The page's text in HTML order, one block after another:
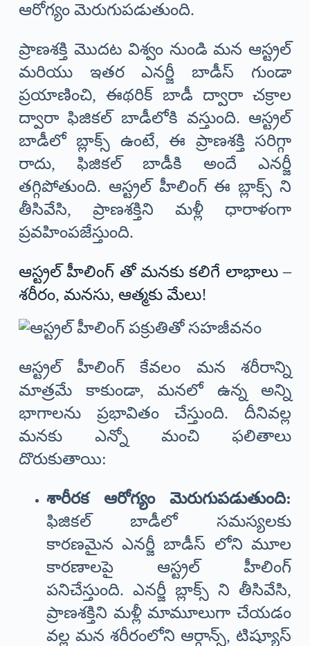
ఆరోగ్యం మెరుగుపడుతుంది.
ప్రాణశక్తి మొదట విశ్వం నుండి మన ఆస్ట్రల్
మరియు ఇతర ఎనర్జీ బాడీస్ గుండా
ప్రయాణించి, ఈథరిక్ బాడీ ద్వారా చక్రాల
ద్వారా ఫిజికల్ బాడీలోకి వస్తుంది. ఆస్ట్రల్
బాడీలో బ్లాక్స్ ఉంటే, ఈ ప్రాణశక్తి సరిగ్గా
రాదు, ఫిజికల్ బాడీకి అందే ఎనర్జీ
తగ్గిపోతుంది. ఆస్ట్రల్ హీలింగ్ ఈ బ్లాక్స్ ని
తీసివేసి, ప్రాణశక్తిని మళ్లీ ధారాళంగా
ప్రవహింపజేస్తుంది.
ఆస్ట్రల్ హీలింగ్ తో మనకు కలిగే లాభాలు –
శరీరం, మనసు, ఆత్మకు మేలు!
ఆస్ట్రల్ హీలింగ్ కేవలం మన శరీరాన్ని
మాత్రమే కాకుండా, మనలో ఉన్న అన్ని
భాగాలను ప్రభావితం చేస్తుంది. దీనివల్ల
మనకు ఎన్నో మంచి ఫలితాలు
దొరుకుతాయి:
శారీరక ఆరోగ్యం మెరుగుపడుతుంది:
ఫిజికల్ బాడీలో సమస్యలకు
కారణమైన ఎనర్జీ బాడీస్ లోని మూల
కారణాలపై ఆస్ట్రల్ హీలింగ్
పనిచేస్తుంది. ఎనర్జీ బ్లాక్స్ ని తీసివేసి,
ప్రాణశక్తిని మళ్లీ మామూలుగా చేయడం
వల్ల మన శరీరంలోని ఆర్గాన్స్, టిష్యూస్